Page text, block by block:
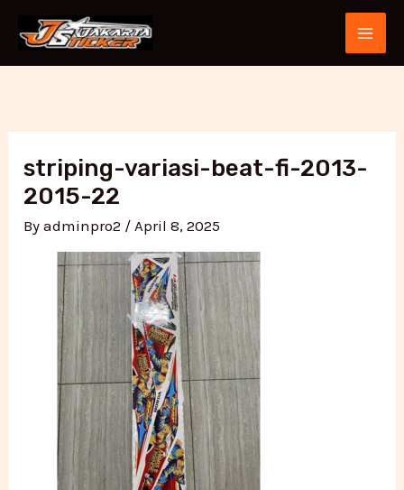
content
striping-variasi-beat-fi-2013-
2015-22
Byadminpro2 /April 8, 2025
navigation